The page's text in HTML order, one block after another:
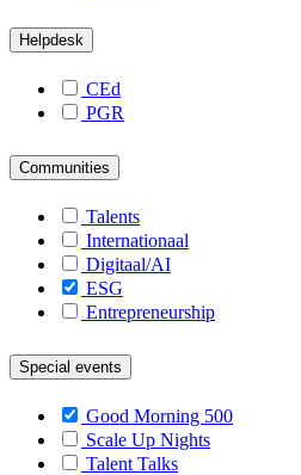
Helpdesk
CEd
PGR
Communities
Talents
Internationaal
Digitaal/AI
ESG
Entrepreneurship
Special events
Good Morning 500
Scale Up Nights
Talent Talks